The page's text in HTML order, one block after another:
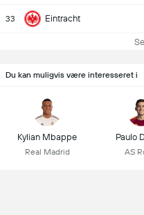
33 Eintracht
Se
Du kan muligvis være interesseret i
Kylian Mbappe
Real Madrid
Paulo
AS